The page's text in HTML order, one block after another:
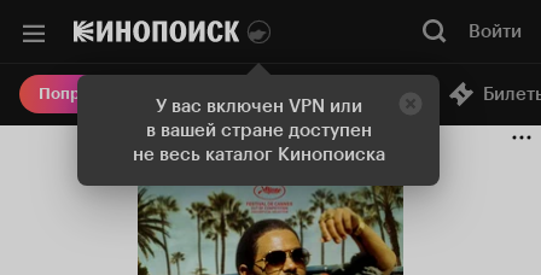
У вас включен VPN или
в вашей стране доступен
не весь каталог Кинопоиска
Войти
Попробовать Плюс Онлайн-кинотеатр